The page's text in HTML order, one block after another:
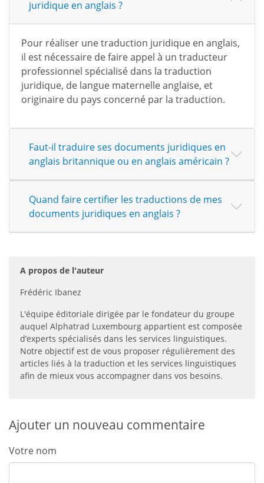
juridique en anglais ?
Pour réaliser une traduction juridique en anglais,
il est nécessaire de faire appel à un traducteur
professionnel spécialisé dans la traduction
juridique, de langue maternelle anglaise, et
originaire du pays concerné par la traduction.
Faut-il traduire ses documents juridiques en
anglais britannique ou en anglais américain ?
Quand faire certifier les traductions de mes
documents juridiques en anglais ?
A propos de l'auteur
Frédéric Ibanez
L'équipe éditoriale dirigée par le fondateur du groupe
auquel Alphatrad Luxembourg appartient est composée
d’experts spécialisés dans les services linguistiques.
Notre objectif est de vous proposer régulièrement des
articles liés à la traduction et les services linguistiques
afin de mieux vous accompagner dans vos besoins.
Ajouter un nouveau commentaire
Votre nom